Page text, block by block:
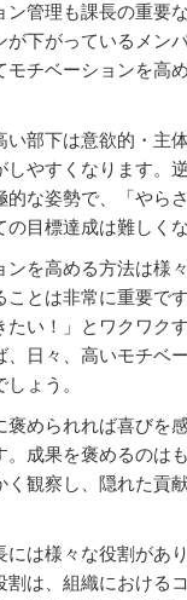
ン管理も課長の重要
が下がっているメン
モチベーションを高
い部下は意欲的・主
しやすくなります。
的な姿勢で、「やら
目標達成は難しく
ンを高める方法は様
ことは非常に重要で
たい！」とワクワク
、日々、高いモチベ
ょう。
褒められれば喜びを
。成果を褒めるのは
く観察し、隠れた貢
には様々な役割があ
割は、組織における